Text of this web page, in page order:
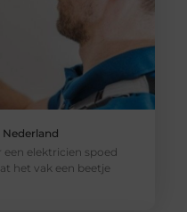
een elektricien spoed
het vak een beetje